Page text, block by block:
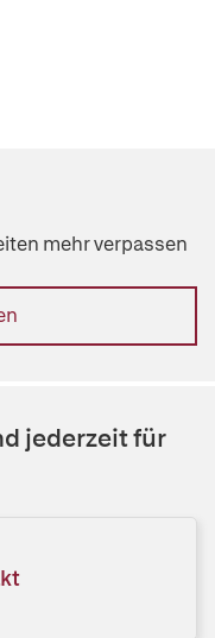
mehr verpassen
jederzeit für